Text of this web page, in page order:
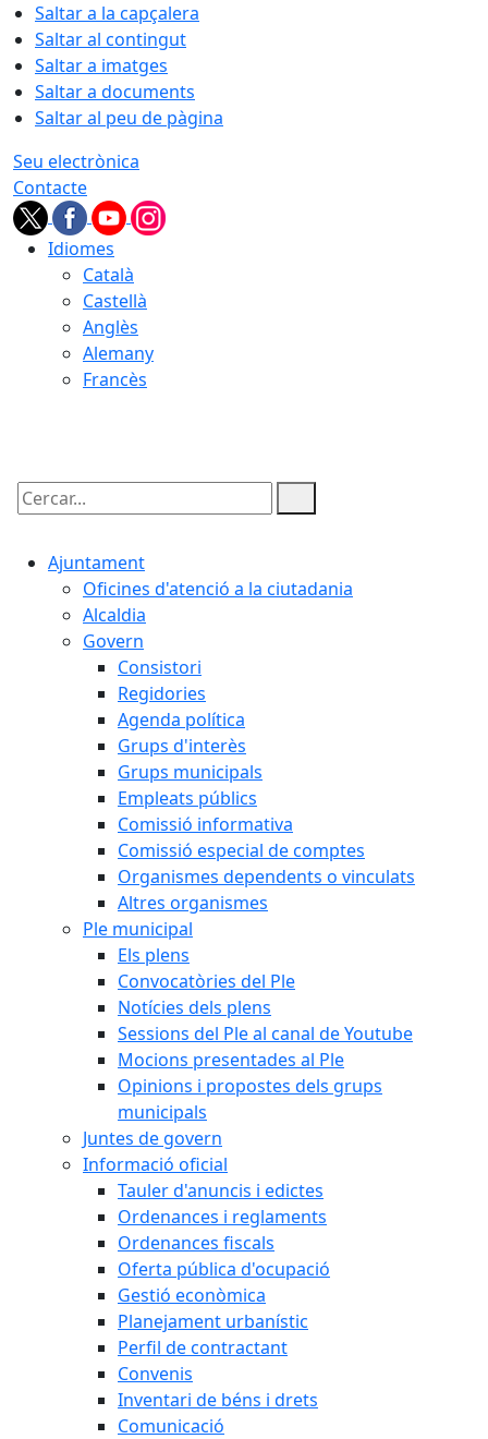
Saltar a la capçalera
Saltar al contingut
Saltar a imatges
Saltar a documents
Saltar al peu de pàgina
Seu electrònica
Contacte
Idiomes
Català
Castellà
Anglès
Alemany
Francès
Cercar:
Ajuntament
Oficines d'atenció a la ciutadania
Alcaldia
Govern
Consistori
Regidories
Agenda política
Grups d'interès
Grups municipals
Empleats públics
Comissió informativa
Comissió especial de comptes
Organismes dependents o vinculats
Altres organismes
Ple municipal
Els plens
Convocatòries del Ple
Notícies dels plens
Sessions del Ple al canal de Youtube
Mocions presentades al Ple
Opinions i propostes dels grups
municipals
Juntes de govern
Informació oficial
Tauler d'anuncis i edictes
Ordenances i reglaments
Ordenances fiscals
Oferta pública d'ocupació
Gestió econòmica
Planejament urbanístic
Perfil de contractant
Convenis
Inventari de béns i drets
Comunicació